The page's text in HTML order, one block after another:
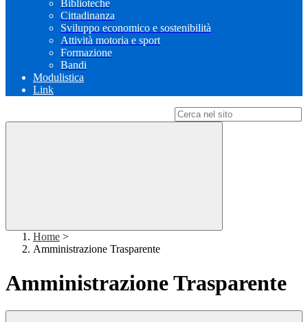
Biblioteche
Cittadinanza
Sviluppo economico e sostenibilità
Attività motoria e sport
Formazione
Bandi
Modulistica
Link
Home >
Amministrazione Trasparente
Amministrazione Trasparente